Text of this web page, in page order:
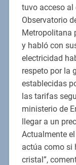
tuvo acceso al
Observatorio
Metropolitana
y habló con
electricidad
respeto por la
establecidas
las tarifas
ministerio de
llegar a un
Actualmente
actúa como si
cristal”,